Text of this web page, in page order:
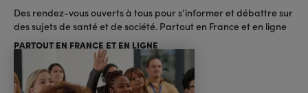
Des rendez-vous ouverts à tous pour s’informer et débattre sur
des sujets de santé et de société. Partout en France et en ligne
PARTOUT EN FRANCE ET EN LIGNE